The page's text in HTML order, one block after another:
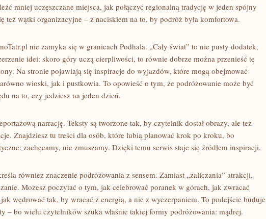
mniej uczęszczane miejsca, jak połączyć regionalną tradycję w jeden spójny
też wątki organizacyjne – z naciskiem na to, by podróż była komfortowa.
nie zamyka się w granicach Podhala. „Cały świat” to nie pusty dodatek,
idei: skoro góry uczą cierpliwości, to równie dobrze można przenieść tę
Na stronie pojawiają się inspiracje do wyjazdów, które mogą obejmować
wioski, jak i pustkowia. To opowieść o tym, że podróżowanie może być
na to, czy jedziesz na jeden dzień.
narrację. Teksty są tworzone tak, by czytelnik dostał obrazy, ale też
Znajdziesz tu treści dla osób, które lubią planować krok po kroku, bo
zachęcamy, nie zmuszamy. Dzięki temu serwis staje się źródłem inspiracji.
również znaczenie podróżowania z sensem. Zamiast „zaliczania” atrakcji,
Możesz poczytać o tym, jak celebrować poranek w górach, jak zwracać
wędrować tak, by wracać z energią, a nie z wyczerpaniem. To podejście buduje
– bo wielu czytelników szuka właśnie takiej formy podróżowania: mądrej.